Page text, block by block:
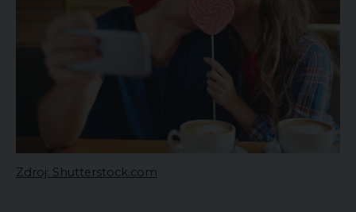
Zdroj: Shutterstock.com